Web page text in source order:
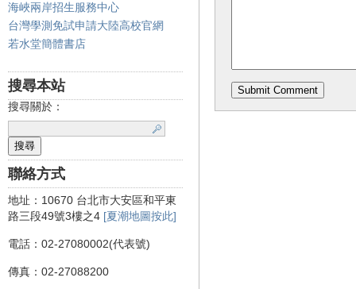
海峽兩岸招生服務中心
台灣學測免試申請大陸高校官網
若水堂簡體書店
搜尋本站
搜尋關於：
聯絡方式
地址：10670 台北市大安區和平東
路三段49號3樓之4 [夏潮地圖按此]
電話：02-27080002(代表號)
傳真：02-27088200